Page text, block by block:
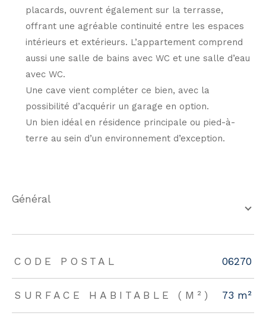
placards, ouvrent également sur la terrasse,
offrant une agréable continuité entre les espaces
intérieurs et extérieurs. L’appartement comprend
aussi une salle de bains avec WC et une salle d’eau
avec WC.
Une cave vient compléter ce bien, avec la
possibilité d’acquérir un garage en option.
Un bien idéal en résidence principale ou pied-à-
terre au sein d’un environnement d’exception.
général
TRAD_ZEPHYR_Caracteristique TRAD_ZEPHYR_Valeurs
CODE POSTAL 06270
SURFACE HABITABLE (M²) 73 m²